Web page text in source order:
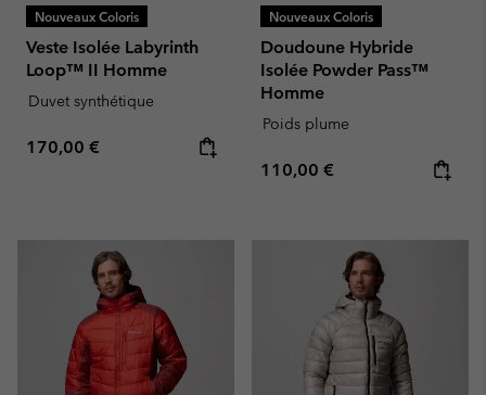
Nouveaux Coloris
Veste Isolée Labyrinth
Loop™ II Homme
Duvet synthétique
Regular price:
170,00 €
Nouveaux Coloris
Doudoune Hybride
Isolée Powder Pass™
Homme
Poids plume
Regular price:
110,00 €